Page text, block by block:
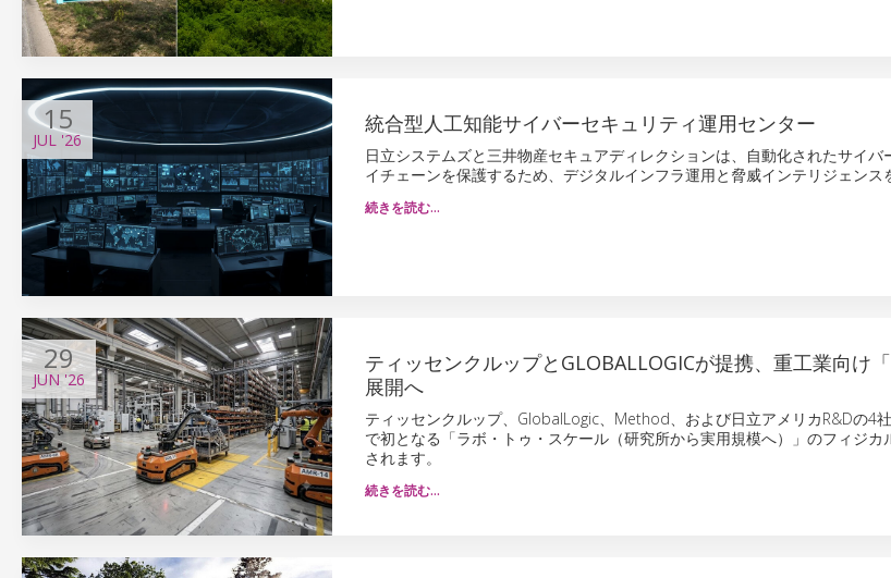
15
JUL '26
統合型人工知能サイバーセキュリティ運用センター
日立システムズと三井物産セキュアディレクションは、自動化されたサイバ
イチェーンを保護するため、デジタルインフラ運用と脅威インテリジェンス
続きを読む…
29
JUN'26
ティッセンクルップとGLOBALLOGICが提携、重工業向け
展開へ
ティッセンクルップ、GlobalLogic、Method、および日立アメリカR&Dの4
で初となる「ラボ・トゥ・スケール（研究所から実用規模へ）」のフィジカ
されます。
続きを読む…